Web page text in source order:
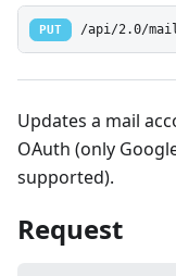
PUT /api/2.0/
Updates a mail
OAuth (only
supported).
Request